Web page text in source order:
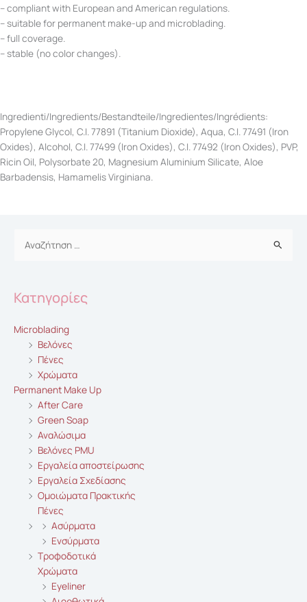
Αναζήτηση
Κατηγορίες
Microblading
Βελόνες
Πένες
Χρώματα
Permanent Make Up
After Care
Green Soap
Αναλώσιμα
Βελόνες PMU
Εργαλεία αποστείρωσης
Εργαλεία Σχεδίασης
Ομοιώματα Πρακτικής
Πένες
Ασύρματα
Ενσύρματα
Τροφοδοτικά
Χρώματα
Eyeliner
– compliant with European and American regulations.
– suitable for permanent make-up and microblading.
– full coverage.
– stable (no color changes).
Ingredienti/Ingredients/Bestandteile/Ingredientes/Ingrédients:
Propylene Glycol, C.I. 77891 (Titanium Dioxide), Aqua, C.I. 77491 (Iron
Oxides), Alcohol, C.I. 77499 (Iron Oxides), C.I. 77492 (Iron Oxides), PVP,
Ricin Oil, Polysorbate 20, Magnesium Aluminium Silicate, Aloe
Barbadensis, Hamamelis Virginiana.